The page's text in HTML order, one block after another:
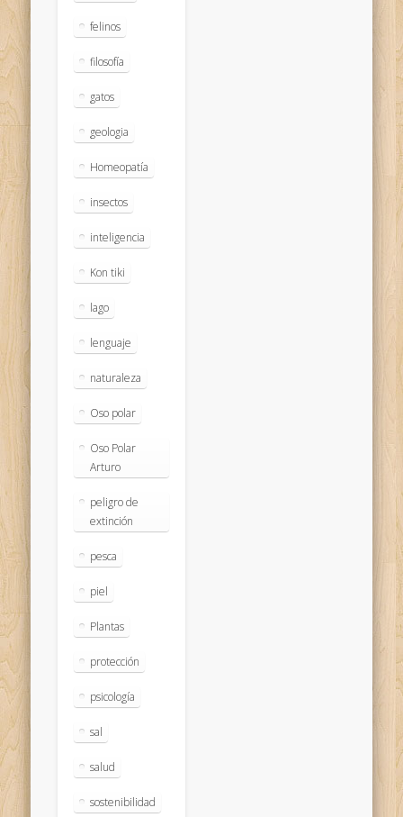
felinos
filosofía
gatos
geologia
Homeopatía
insectos
inteligencia
Kon tiki
lago
lenguaje
naturaleza
Oso polar
Oso Polar
Arturo
peligro de
extinción
pesca
piel
Plantas
protección
psicología
sal
salud
sostenibilidad